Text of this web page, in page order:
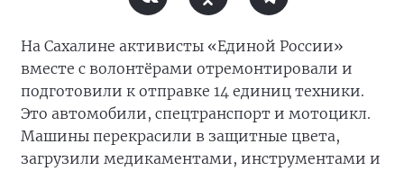
На Сахалине активисты «Единой России»
вместе с волонтёрами отремонтировали и
подготовили к отправке 14 единиц техники.
Это автомобили, спецтранспорт и мотоцикл.
Машины перекрасили в защитные цвета,
загрузили медикаментами, инструментами и